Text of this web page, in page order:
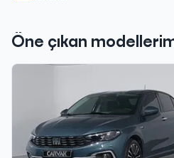
Öne çıkan